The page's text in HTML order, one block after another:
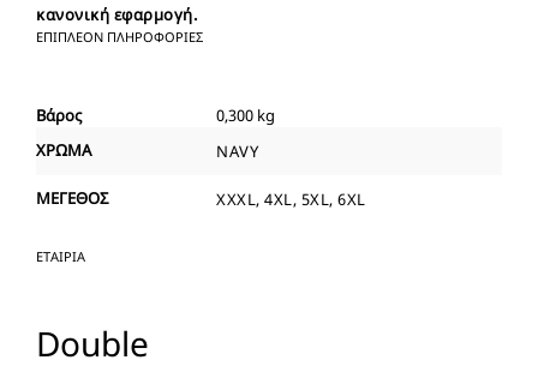
κανονική εφαρμογή.
ΕΠΙΠΛΈΟΝ ΠΛΗΡΟΦΟΡΊΕΣ
Βάρος
0,300 kg
ΧΡΩΜΑ
NAVY
ΜΕΓΕΘΟΣ XXXL, 4XL, 5XL, 6XL
ΕΤΑΙΡΊΑ
Double